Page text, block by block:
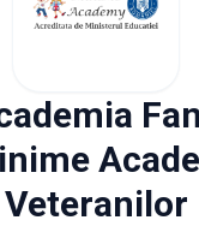
Veteranilor